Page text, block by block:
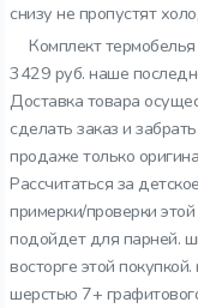
снизу не пропустят
Комплект
3429 руб. наше
Доставка товара
сделать заказ и
продаже только
Рассчитаться за
примерки/проверки
подойдет для парней.
восторге этой
шерстью 7+